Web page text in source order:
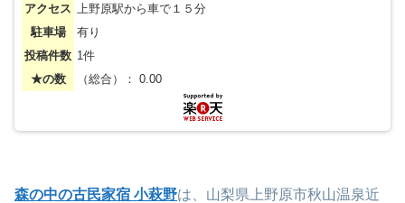
アクセス
上野原駅から車で１５分
駐車場
有り
投稿件数 1件
★の数
（総合）： 0.00
森の中の古民家宿 小萩野は、山梨県上野原市秋山温泉近